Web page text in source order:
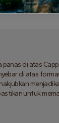
di atas
di atas
untuk